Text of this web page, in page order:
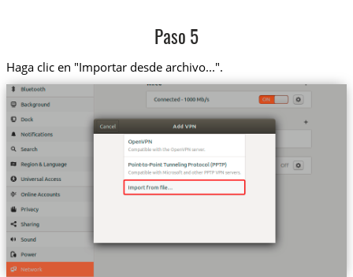
Paso 5
Haga clic en "Importar desde archivo...".